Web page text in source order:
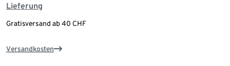
Lieferung
Gratisversand ab 40 CHF
Versandkosten